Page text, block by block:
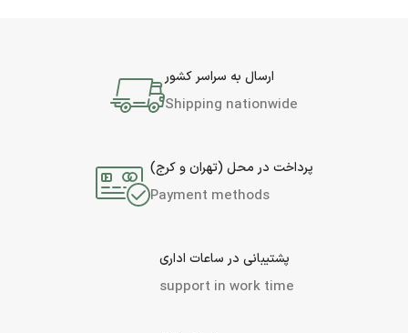
ارسال به سراسر کشور
Shipping nationwide
پرداخت در محل (تهران و کرج)
Payment methods
پشتیبانی در ساعات اداری
support in work time